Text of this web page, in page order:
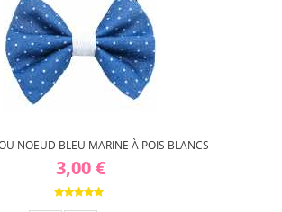
NOEUD BLEU MARINE À POIS BLANCS
3,00 €